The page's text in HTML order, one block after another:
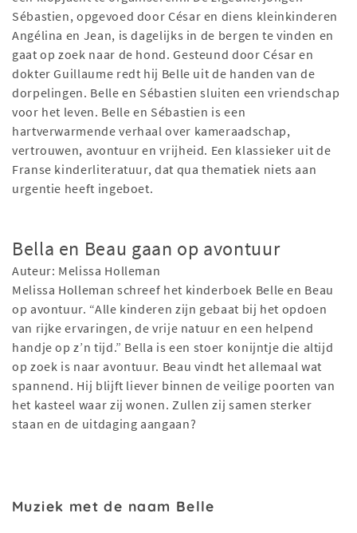
Sébastien, opgevoed door César en diens kleinkinderen
Angélina en Jean, is dagelijks in de bergen te vinden en
gaat op zoek naar de hond. Gesteund door César en
dokter Guillaume redt hij Belle uit de handen van de
dorpelingen. Belle en Sébastien sluiten een vriendschap
voor het leven. Belle en Sébastien is een
hartverwarmende verhaal over kameraadschap,
vertrouwen, avontuur en vrijheid. Een klassieker uit de
Franse kinderliteratuur, dat qua thematiek niets aan
urgentie heeft ingeboet.
Bella en Beau gaan op avontuur
Auteur: Melissa Holleman
Melissa Holleman schreef het kinderboek Belle en Beau
op avontuur. “Alle kinderen zijn gebaat bij het opdoen
van rijke ervaringen, de vrije natuur en een helpend
handje op z’n tijd.” Bella is een stoer konijntje die altijd
op zoek is naar avontuur. Beau vindt het allemaal wat
spannend. Hij blijft liever binnen de veilige poorten van
het kasteel waar zij wonen. Zullen zij samen sterker
staan en de uitdaging aangaan?
Muziek met de naam Belle